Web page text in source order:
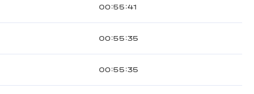
00:55:41
00:55:35
00:55:35